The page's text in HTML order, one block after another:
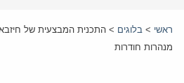
ראשי > בלוגים > התכנית המבצעית של
מנהרות חודרות